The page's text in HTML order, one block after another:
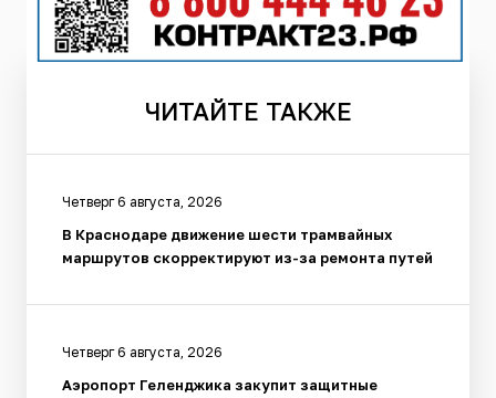
ЧИТАЙТЕ ТАКЖЕ
Четверг 6 августа, 2026
В Краснодаре движение шести трамвайных
маршрутов скорректируют из-за ремонта путей
Четверг 6 августа, 2026
Аэропорт Геленджика закупит защитные